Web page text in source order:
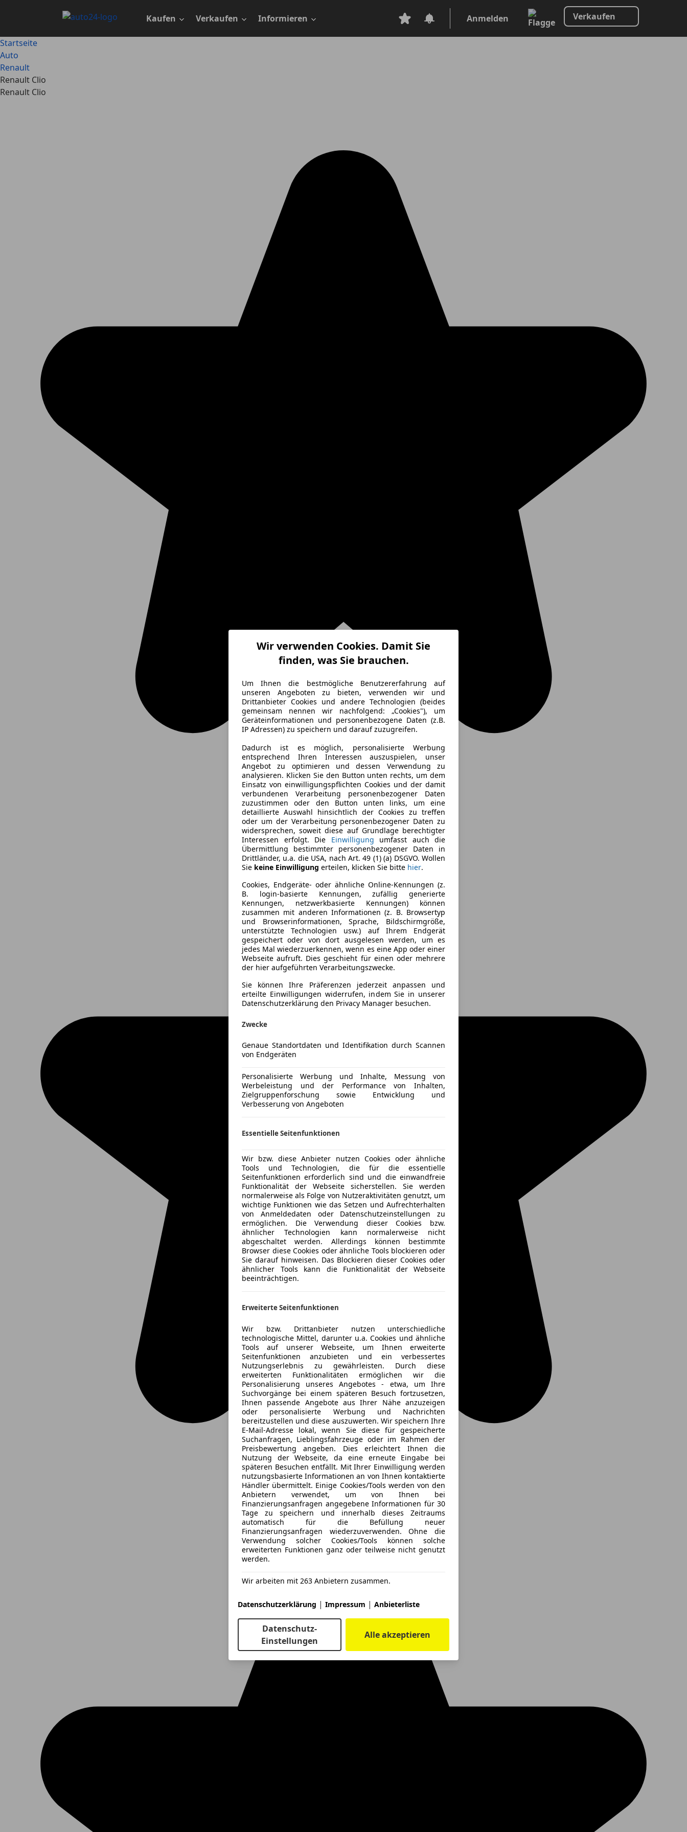
Kaufen Verkaufen Informieren Anmelden Verkaufen
Startseite
Auto
Renault
Renault Clio
Renault Clio
Wir verwenden Cookies. Damit Sie
finden, was Sie brauchen.
Um Ihnen die bestmögliche Benutzererfahrung auf
unseren Angeboten zu bieten, verwenden wir und
Drittanbieter Cookies und andere Technologien (beides
gemeinsam nennen wir nachfolgend: „Cookies"), um
Geräteinformationen und personenbezogene Daten (z.B.
IP Adressen) zu speichern und darauf zuzugreifen.
Dadurch ist es möglich, personalisierte Werbung
entsprechend Ihren Interessen auszuspielen, unser
Angebot zu optimieren und dessen Verwendung zu
analysieren. Klicken Sie den Button unten rechts, um dem
Einsatz von einwilligungspflichten Cookies und der damit
verbundenen Verarbeitung personenbezogener Daten
zuzustimmen oder den Button unten links, um eine
detaillierte Auswahl hinsichtlich der Cookies zu treffen
oder um der Verarbeitung personenbezogener Daten zu
widersprechen, soweit diese auf Grundlage berechtigter
Interessen erfolgt. Die Einwilligung umfasst auch die
Übermittlung bestimmter personenbezogener Daten in
Drittländer, u.a. die USA, nach Art. 49 (1) (a) DSGVO. Wollen
Sie keine Einwilligung erteilen, klicken Sie bitte hier.
Cookies, Endgeräte- oder ähnliche Online-Kennungen (z.
B. login-basierte Kennungen, zufällig generierte
Kennungen, netzwerkbasierte Kennungen) können
zusammen mit anderen Informationen (z. B. Browsertyp
und Browserinformationen, Sprache, Bildschirmgröße,
unterstützte Technologien usw.) auf Ihrem Endgerät
gespeichert oder von dort ausgelesen werden, um es
jedes Mal wiederzuerkennen, wenn es eine App oder einer
Webseite aufruft. Dies geschieht für einen oder mehrere
der hier aufgeführten Verarbeitungszwecke.
Sie können Ihre Präferenzen jederzeit anpassen und
erteilte Einwilligungen widerrufen, indem Sie in unserer
Datenschutzerklärung den Privacy Manager besuchen.
Zwecke
Genaue Standortdaten und Identifikation durch Scannen
von Endgeräten
Personalisierte Werbung und Inhalte, Messung von
Werbeleistung und der Performance von Inhalten,
Zielgruppenforschung sowie Entwicklung und
Verbesserung von Angeboten
Essentielle Seitenfunktionen
Wir bzw. diese Anbieter nutzen Cookies oder ähnliche
Tools und Technologien, die für die essentielle
Seitenfunktionen erforderlich sind und die einwandfreie
Funktionalität der Webseite sicherstellen. Sie werden
normalerweise als Folge von Nutzeraktivitäten genutzt, um
wichtige Funktionen wie das Setzen und Aufrechterhalten
von Anmeldedaten oder Datenschutzeinstellungen zu
ermöglichen. Die Verwendung dieser Cookies bzw.
ähnlicher Technologien kann normalerweise nicht
abgeschaltet werden. Allerdings können bestimmte
Browser diese Cookies oder ähnliche Tools blockieren oder
Sie darauf hinweisen. Das Blockieren dieser Cookies oder
ähnlicher Tools kann die Funktionalität der Webseite
beeinträchtigen.
Erweiterte Seitenfunktionen
Wir bzw. Drittanbieter nutzen unterschiedliche
technologische Mittel, darunter u.a. Cookies und ähnliche
Tools auf unserer Webseite, um Ihnen erweiterte
Seitenfunktionen anzubieten und ein verbessertes
Nutzungserlebnis zu gewährleisten. Durch diese
erweiterten Funktionalitäten ermöglichen wir die
Personalisierung unseres Angebotes - etwa, um Ihre
Suchvorgänge bei einem späteren Besuch fortzusetzen,
Ihnen passende Angebote aus Ihrer Nähe anzuzeigen
oder personalisierte Werbung und Nachrichten
bereitzustellen und diese auszuwerten. Wir speichern Ihre
E-Mail-Adresse lokal, wenn Sie diese für gespeicherte
Suchanfragen, Lieblingsfahrzeuge oder im Rahmen der
Preisbewertung angeben. Dies erleichtert Ihnen die
Nutzung der Webseite, da eine erneute Eingabe bei
späteren Besuchen entfällt. Mit Ihrer Einwilligung werden
nutzungsbasierte Informationen an von Ihnen kontaktierte
Händler übermittelt. Einige Cookies/Tools werden von den
Anbietern verwendet, um von Ihnen bei
Finanzierungsanfragen angegebene Informationen für 30
Tage zu speichern und innerhalb dieses Zeitraums
automatisch für die Befüllung neuer
Finanzierungsanfragen wiederzuverwenden. Ohne die
Verwendung solcher Cookies/Tools können solche
erweiterten Funktionen ganz oder teilweise nicht genutzt
werden.
Wir arbeiten mit 263 Anbietern zusammen.
Datenschutzerklärung | Impressum | Anbieterliste
Datenschutz-
Einstellungen
Alle akzeptieren